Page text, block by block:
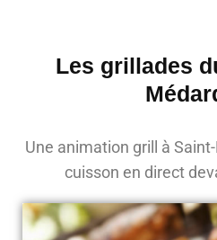
Les grillades
Une animation grill à
cuisson en direct